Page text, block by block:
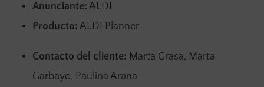
Anunciante: ALDI
Producto: ALDI Planner
Contacto del cliente: Marta Grasa, Marta
Garbayo, Paulina Arana